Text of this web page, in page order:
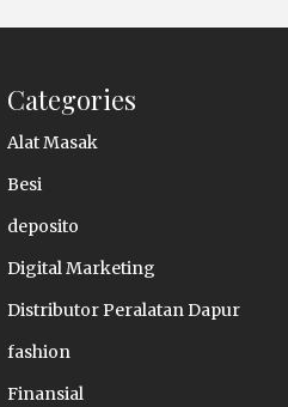
Categories
Alat Masak
Besi
deposito
Digital Marketing
Distributor Peralatan Dapur
fashion
Finansial